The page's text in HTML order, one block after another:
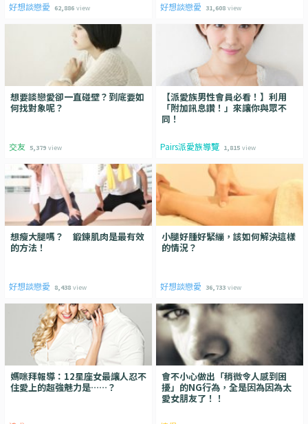
好想談戀愛 62,886 view 好想談戀愛 31,608 view
想要談戀愛卻一直碰壁？到底要如
何找對象呢？
交友 5,379 view
【派愛族男性會員必看！】利用
「附加訊息讚！」來讓你與眾不
同！
Pairs派愛族導覽 1,815 view
想瘦大腿嗎？ 鍛鍊肌肉是最有效
的方法！
好想談戀愛 8,438 view
小腿好腫好緊繃，該如何解決這樣
的情況？
好想談戀愛 36,733 view
媽咪拜報導：12星座女最讓人忍不
住愛上的超強魅力是……？
會不小心做出「稍微令人感到困
擾」的NG行為，全是因為因為太
愛女朋友了！！